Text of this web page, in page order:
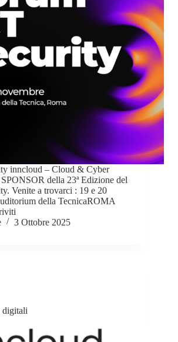
inncloud – Cloud & Cyber
della 23ª Edizione del
Venite a trovarci : 19 e 20
della TecnicaROMA
3 Ottobre 2025
digitali